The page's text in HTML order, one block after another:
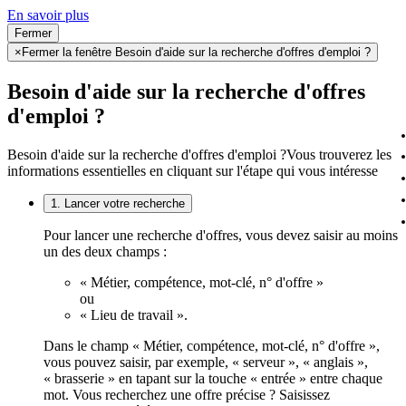
En savoir plus
Fermer
× Fermer la fenêtre Besoin d'aide sur la recherche d'offres d'emploi ?
Besoin d'aide sur la recherche d'offres
d'emploi ?
Besoin d'aide sur la recherche d'offres d'emploi ?Vous trouverez les
informations essentielles en cliquant sur l'étape qui vous intéresse
1. Lancer votre recherche
Pour lancer une recherche d'offres, vous devez saisir au moins
un des deux champs :
« Métier, compétence, mot-clé, n° d'offre »
ou
« Lieu de travail ».
Dans le champ « Métier, compétence, mot-clé, n° d'offre »,
vous pouvez saisir, par exemple, « serveur », « anglais »,
« brasserie » en tapant sur la touche « entrée » entre chaque
mot. Vous recherchez une offre précise ? Saisissez